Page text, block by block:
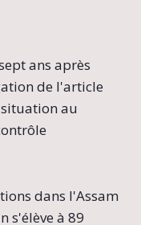
ans après
de l'article
au
dans l'Assam
s'élève à 89